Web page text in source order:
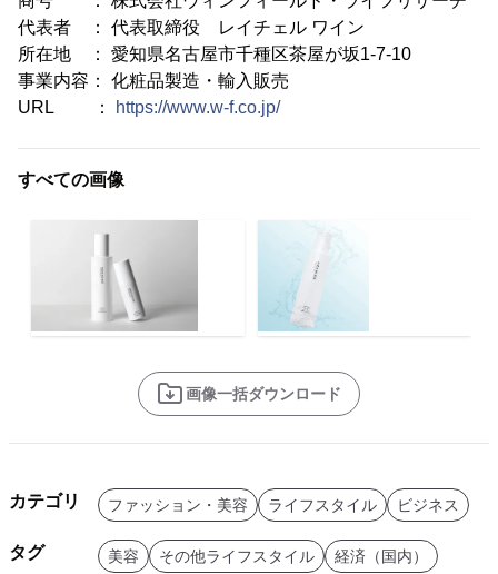
代表者 ： 代表取締役 レイチェル ワイン
所在地 ： 愛知県名古屋市千種区茶屋が坂1-7-10
事業内容： 化粧品製造・輸入販売
URL ：
https://www.w-f.co.jp/
すべての画像
画像一括ダウンロード
カテゴリ ファッション・美容 ライフスタイル ビジネス
タグ 美容 その他ライフスタイル 経済（国内）